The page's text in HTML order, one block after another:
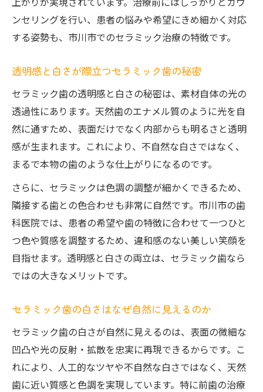
金属を使わないセラミック歯の選択肢
審美性と機能性を両立するセラミック歯の特徴
る
機能性に優れたセラミック歯のメリット
自然な見た目と噛み心地を実現する理由
セラミック歯が選ばれる審美的な特徴とは
長持ちするセラミック歯の機能性に注目
ンセリングを行い、患者の悩みや希望にきめ細かく対応
する姿勢も、市川市でのセラミック治療の特徴です。
透明感と白さが際立つセラミック歯の秘密
セラミック歯の透明感と白さの秘密は、素材自体の光の
透過性にあります。天然歯のエナメル質のように光を自
然に通すため、表面だけでなく内部からも明るさと透明
感が生まれます。これにより、不自然な白さではなく、
まるで本物の歯のような仕上がりになるのです。
さらに、セラミックは色調の調整が細かくできるため、
隣接する歯との色合わせも非常に自然です。市川市の歯
科医院では、患者の希望や歯の特徴に合わせて一つひと
つ色や質感を調整するため、違和感のない美しい笑顔を
目指せます。透明感と白さの両立は、セラミック歯なら
ではの大きなメリットです。
セラミック歯の白さはなぜ自然に見えるのか
セラミック歯の白さが自然に見えるのは、表面の微細な
凹凸や光の反射・拡散を忠実に再現できるからです。こ
れにより、人工的なツヤや不自然な白さではなく、天然
歯に近い質感と色調を実現しています。特に前歯の治療